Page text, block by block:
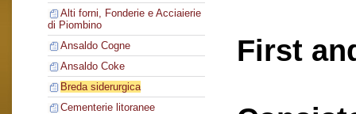
Alti forni, Fonderie e Acciaierie
di Piombino
Ansaldo Cogne
Ansaldo Coke
Breda siderurgica
Cementerie litoranee
First